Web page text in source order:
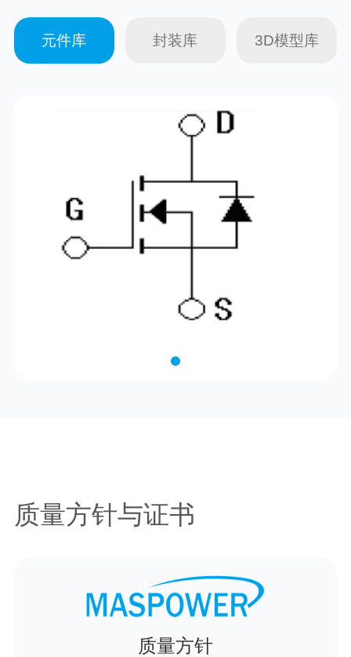
元件库 封装库 3D模型库
质量方针与证书
质量方针